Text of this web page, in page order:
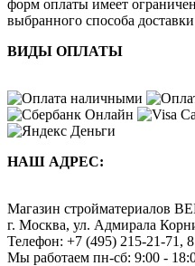
форм оплаты имеет
выбранного способа
ВИДЫ ОПЛАТЫ
НАШ АДРЕС:
Магазин стройматериалов
г. Москва, ул. Адмирала
Телефон: +7 (495) 215-21-71 ,
Мы работаем пн-сб: 9:00 -